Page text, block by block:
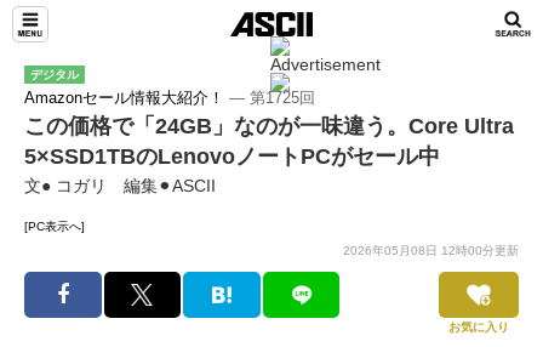
デジタル
Amazonセール情報大紹介！ ― 第1725回
この価格で「24GB」なのが一味違う。Core Ultra
5×SSD1TBのLenovoノートPCがセール中
文● コガリ 編集⚫︎ASCII
[PC表示へ]
2026年05月08日 12時00分更新
お気に入り